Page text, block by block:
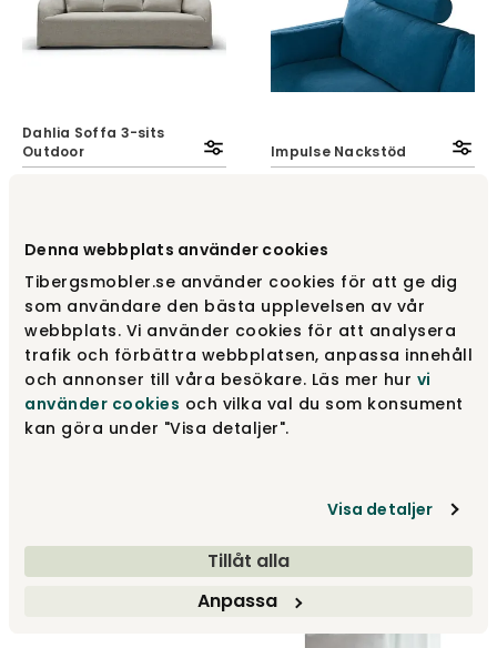
Denna webbplats använder cookies
Tibergsmobler.se använder cookies för att ge dig
som användare den bästa upplevelsen av vår
webbplats. Vi använder cookies för att analysera
trafik och förbättra webbplatsen, anpassa innehåll
och annonser till våra besökare. Läs mer hur vi
använder cookies och vilka val du som konsument
kan göra under "Visa detaljer".
Visa detaljer
Tillåt alla
Anpassa
Dahlia Soffa 3-sits
Outdoor
Impulse Nackstöd
fr.9 090 kr fr.7 490 kr